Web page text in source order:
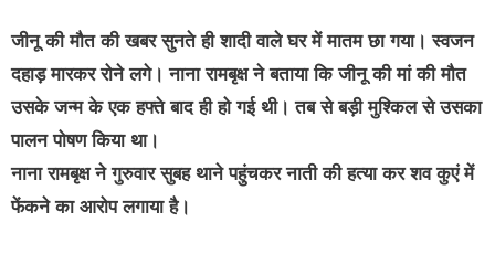
जीनू की मौत की खबर सुनते ही शादी वाले घर में मातम छा गया। स्वजन
दहाड़ मारकर रोने लगे। नाना रामबृक्ष ने बताया कि जीनू की मां की मौत
उसके जन्म के एक हफ्ते बाद ही हो गई थी। तब से बड़ी मुश्किल से उसका
पालन पोषण किया था।
नाना रामबृक्ष ने गुरुवार सुबह थाने पहुंचकर नाती की हत्या कर शव कुएं में
फेंकने का आरोप लगाया है।